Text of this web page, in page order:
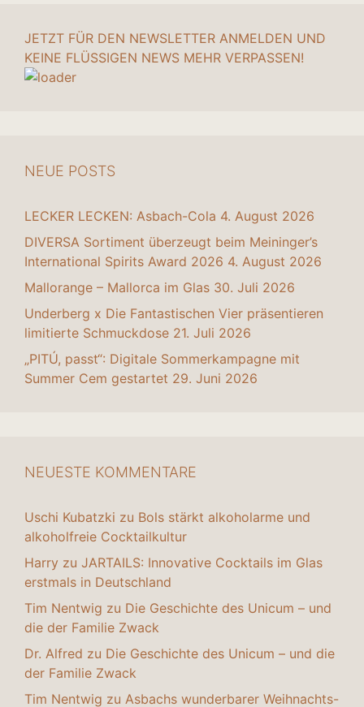
JETZT FÜR DEN NEWSLETTER ANMELDEN UND
KEINE FLÜSSIGEN NEWS MEHR VERPASSEN!
NEUE POSTS
LECKER LECKEN: Asbach-Cola 4. August 2026
DIVERSA Sortiment überzeugt beim Meininger’s
International Spirits Award 2026 4. August 2026
Mallorange – Mallorca im Glas 30. Juli 2026
Underberg x Die Fantastischen Vier präsentieren
limitierte Schmuckdose 21. Juli 2026
„PITÚ, passt“: Digitale Sommerkampagne mit
Summer Cem gestartet 29. Juni 2026
NEUESTE KOMMENTARE
Uschi Kubatzki zu Bols stärkt alkoholarme und
alkoholfreie Cocktailkultur
Harry zu JARTAILS: Innovative Cocktails im Glas
erstmals in Deutschland
Tim Nentwig zu Die Geschichte des Unicum – und
die der Familie Zwack
Dr. Alfred zu Die Geschichte des Unicum – und die
der Familie Zwack
Tim Nentwig zu Asbachs wunderbarer Weihnachts-